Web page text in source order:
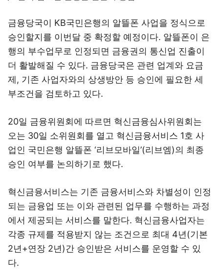
금융당국이 KB국민은행의 알뜰폰 사업을 정식으로
승인할지를 이번달 중 확정할 예정이다. 알뜰폰이 은
행의 부수업무로 인정되면 금융권의 통신업 진출이
더 활발해질 수 있다. 금융당국은 관련 업계와 요금
제, 기존 사업자와의 상생방안 등 승인에 필요한 세
부조건을 검토하고 있다.
20일 금융위원회에 따르면 혁신금융심사위원회는
오는 30일 소위원회를 열고 혁신금융서비스 1호 사
업인 국민은행 알뜰폰 ‘리브모바일’(리브엠)의 최종
승인 여부를 논의하기로 했다.
혁신금융서비스는 기존 금융서비스와 차별성이 인정
되는 금융업 또는 이와 관련된 업무를 수행하는 과정
에서 제공되는 서비스를 말한다. 혁신금융사업자는
각종 규제를 적용받지 않는 조건으로 최대 4년(기본
2년+연장 2년)간 승인받은 서비스를 운영할 수 있
다.